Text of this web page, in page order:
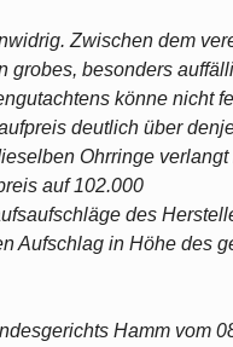
Zwischen dem
grobes, besonders
könne nicht
deutlich über
Ohrringe
auf 102.000
des
Aufschlag in Höhe des
Hamm vom